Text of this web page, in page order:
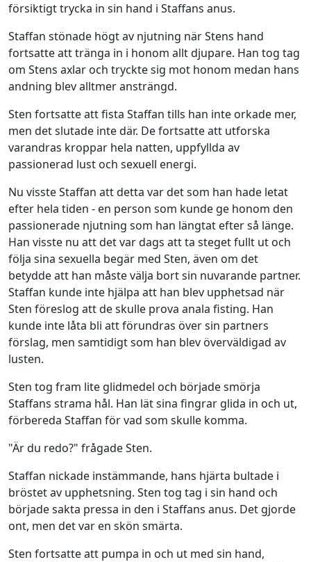
försiktigt trycka in sin hand i Staffans anus.
Staffan stönade högt av njutning när Stens hand
fortsatte att tränga in i honom allt djupare. Han tog tag
om Stens axlar och tryckte sig mot honom medan hans
andning blev alltmer ansträngd.
Sten fortsatte att fista Staffan tills han inte orkade mer,
men det slutade inte där. De fortsatte att utforska
varandras kroppar hela natten, uppfyllda av
passionerad lust och sexuell energi.
Nu visste Staffan att detta var det som han hade letat
efter hela tiden - en person som kunde ge honom den
passionerade njutning som han längtat efter så länge.
Han visste nu att det var dags att ta steget fullt ut och
följa sina sexuella begär med Sten, även om det
betydde att han måste välja bort sin nuvarande partner.
Staffan kunde inte hjälpa att han blev upphetsad när
Sten föreslog att de skulle prova anala fisting. Han
kunde inte låta bli att förundras över sin partners
förslag, men samtidigt som han blev överväldigad av
lusten.
Sten tog fram lite glidmedel och började smörja
Staffans strama hål. Han lät sina fingrar glida in och ut,
förbereda Staffan för vad som skulle komma.
"Är du redo?" frågade Sten.
Staffan nickade instämmande, hans hjärta bultade i
bröstet av upphetsning. Sten tog tag i sin hand och
började sakta pressa in den i Staffans anus. Det gjorde
ont, men det var en skön smärta.
Sten fortsatte att pumpa in och ut med sin hand,